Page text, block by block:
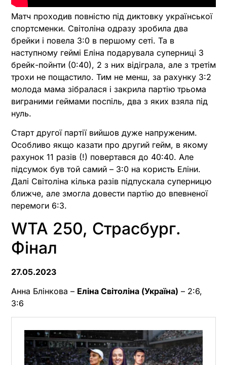
Матч проходив повністю під диктовку української
спортсменки. Світоліна одразу зробила два
брейки і повела 3:0 в першому сеті. Та в
наступному геймі Еліна подарувала суперниці 3
брейк-пойнти (0:40), 2 з них відіграла, але з третім
трохи не пощастило. Тим не менш, за рахунку 3:2
молода мама зібралася і закрила партію трьома
виграними геймами поспіль, два з яких взяла під
нуль.
Старт другої партії вийшов дуже напруженим.
Особливо якщо казати про другий гейм, в якому
рахунок 11 разів (!) повертався до 40:40. Але
підсумок був той самий – 3:0 на користь Еліни.
Далі Світоліна кілька разів підпускала суперницю
ближче, але змогла довести партію до впевненої
перемоги 6:3.
WTA 250, Страсбург.
Фінал
27.05.2023
Анна Блінкова – Еліна Світоліна (Україна) – 2:6,
3:6